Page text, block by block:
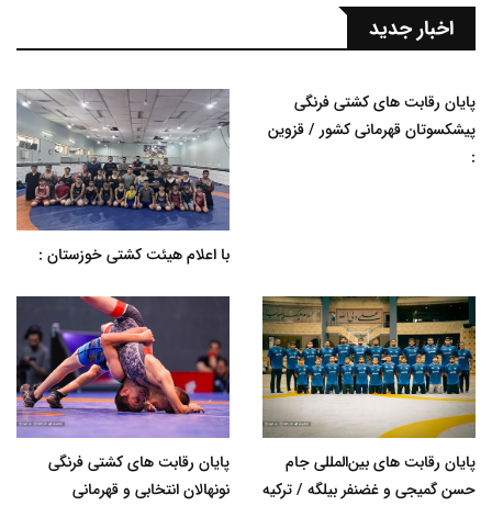
اخبار جدید
پایان رقابت های کشتی فرنگی
پیشکسوتان قهرمانی کشور / قزوین
:
با اعلام هیئت کشتی خوزستان :
پایان رقابت های بین‌المللی جام
حسن گمیجی و غضنفر بیلگه / ترکیه
پایان رقابت های کشتی فرنگی
نونهالان انتخابی و قهرمانی